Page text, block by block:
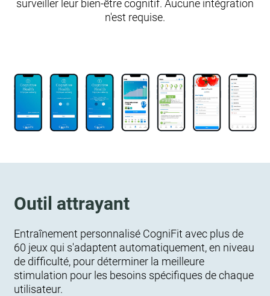
surveiller leur bien-être cognitif. Aucune intégration
n'est requise.
Outil attrayant
Entraînement personnalisé CogniFit avec plus de
60 jeux qui s'adaptent automatiquement, en niveau
de difficulté, pour déterminer la meilleure
stimulation pour les besoins spécifiques de chaque
utilisateur.